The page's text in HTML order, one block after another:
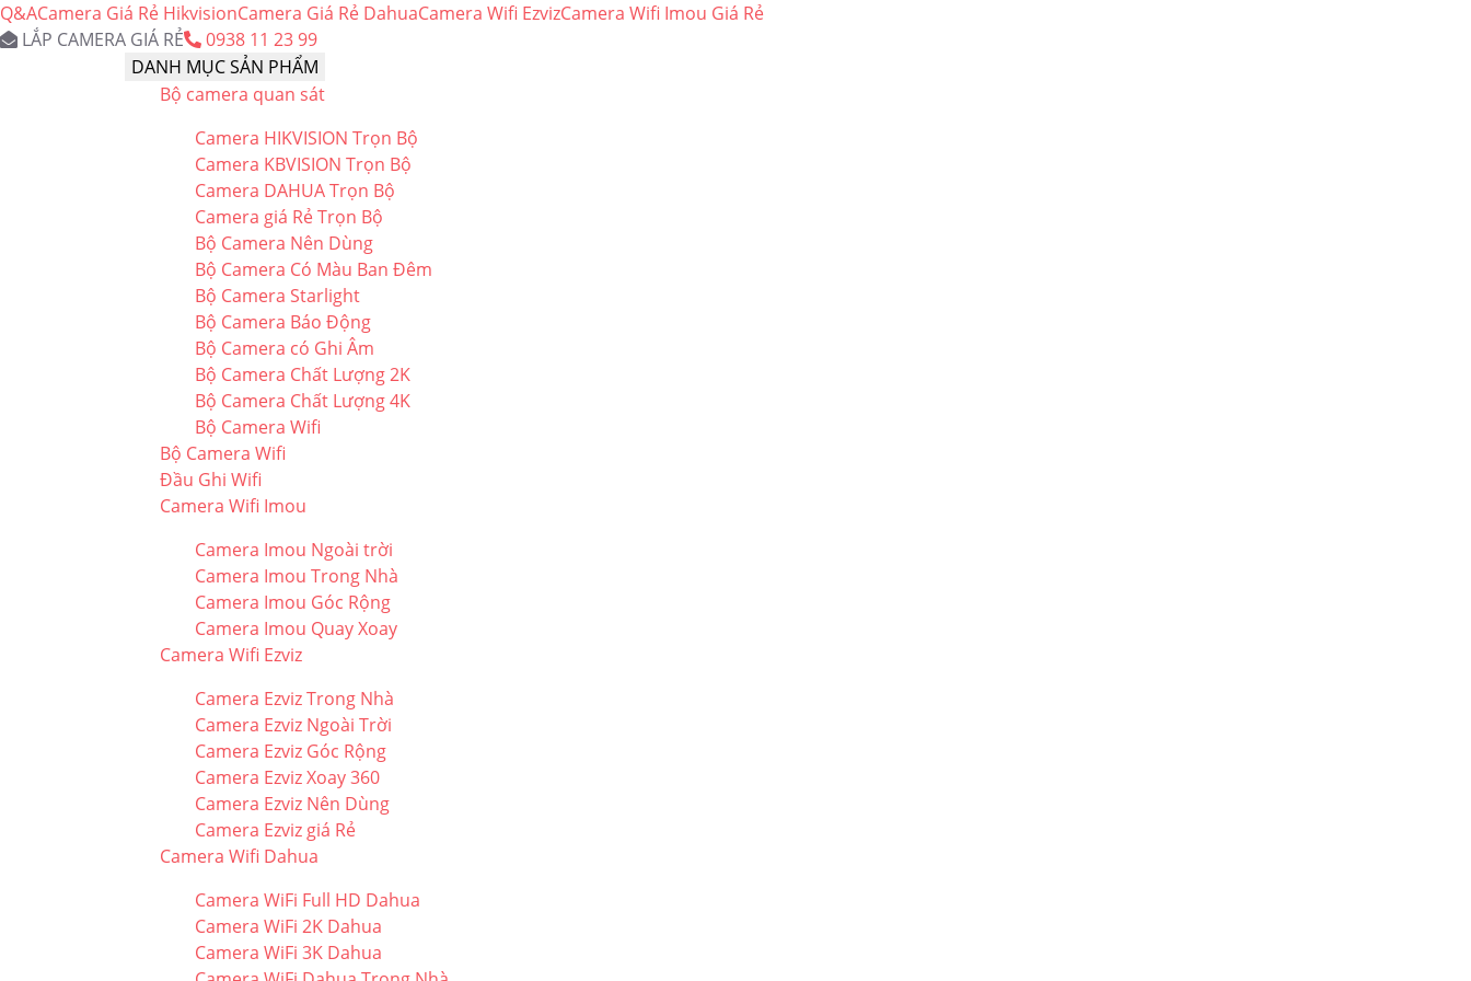
Q&ACamera Giá Rẻ HikvisionCamera Giá Rẻ DahuaCamera Wifi EzvizCamera Wifi Imou Giá Rẻ
LẮP CAMERA GIÁ RẺ
0938 11 23 99
DANH MỤC SẢN PHẨM
Bộ camera quan sát
Camera HIKVISION Trọn Bộ
Camera KBVISION Trọn Bộ
Camera DAHUA Trọn Bộ
Camera giá Rẻ Trọn Bộ
Bộ Camera Nên Dùng
Bộ Camera Có Màu Ban Đêm
Bộ Camera Starlight
Bộ Camera Báo Động
Bộ Camera có Ghi Âm
Bộ Camera Chất Lượng 2K
Bộ Camera Chất Lượng 4K
Bộ Camera Wifi
Bộ Camera Wifi
Đầu Ghi Wifi
Camera Wifi Imou
Camera Imou Ngoài trời
Camera Imou Trong Nhà
Camera Imou Góc Rộng
Camera Imou Quay Xoay
Camera Wifi Ezviz
Camera Ezviz Trong Nhà
Camera Ezviz Ngoài Trời
Camera Ezviz Góc Rộng
Camera Ezviz Xoay 360
Camera Ezviz Nên Dùng
Camera Ezviz giá Rẻ
Camera Wifi Dahua
Camera WiFi Full HD Dahua
Camera WiFi 2K Dahua
Camera WiFi 3K Dahua